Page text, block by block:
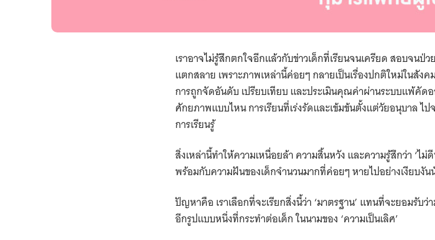
เราอาจไม่รู้สึกตกใจอีกแล้วกับข่าวเด็กที่เรียนจนเครียด สอบจน
แตกสลาย เพราะภาพเหล่านี้ค่อยๆ กลายเป็นเรื่องปกติใหม่ในสัง
การถูกจัดอันดับ เปรียบเทียบ และประเมินคุณค่าผ่านระบบแพ้คัดอ
ศักยภาพแบบไหน การเรียนที่เร่งรัดและเข้มข้นตั้งแต่วัยอนุบาล
การเรียนรู้
สิ่งเหล่านี้ทำให้ความเหนื่อยล้า ความสิ้นหวัง และความรู้สึกว่า ‘ไม่
พร้อมกับความฝันของเด็กจำนวนมากที่ค่อยๆ หายไปอย่างเงียบงัน
ปัญหาคือ เราเลือกที่จะเรียกสิ่งนี้ว่า ‘มาตรฐาน’ แทนที่จะยอมรับ
อีกรูปแบบหนึ่งที่กระทำต่อเด็ก ในนามของ ‘ความเป็นเลิศ’